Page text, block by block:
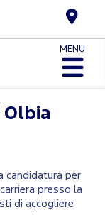
MENU
Olbia
candidatura per
presso la
di accogliere